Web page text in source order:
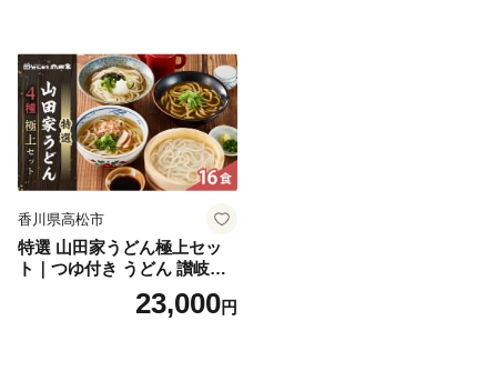
香川県高松市
特選 山田家うどん極上セッ
ト｜つゆ付き うどん 讃岐う
どん さぬきうどん 生麵 うど
んセット カレーうどん 生う
23,000円